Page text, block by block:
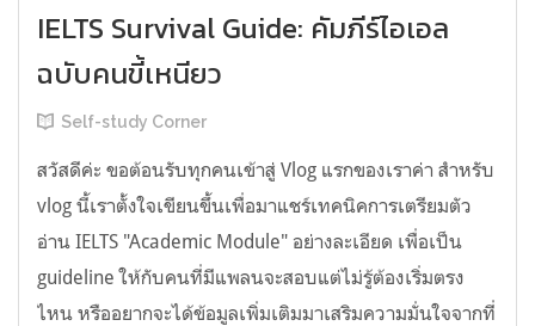
IELTS Survival Guide: คัมภีร์ไอเอล
ฉบับคนขี้เหนียว
Self-study Corner
สวัสดีค่ะ ขอต้อนรับทุกคนเข้าสู่ Vlog แรกของเราค่า สำหรับ
vlog นี้เราตั้งใจเขียนขึ้นเพื่อมาแชร์เทคนิคการเตรียมตัว
อ่าน IELTS "Academic Module" อย่างละเอียด เพื่อเป็น
guideline ให้กับคนที่มีแพลนจะสอบแต่ไม่รู้ต้องเริ่มตรง
ไหน หรืออยากจะได้ข้อมูลเพิ่มเติมมาเสริมความมั่นใจจากที่